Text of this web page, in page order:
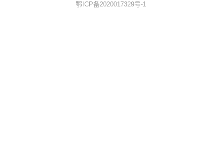
鄂ICP备2020017329号-1